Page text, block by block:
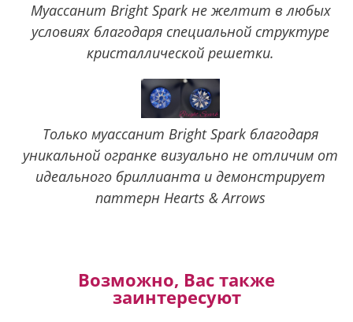
Муассанит Bright Spark не желтит в любых
условиях благодаря специальной структуре
кристаллической решетки.
Только муассанит Bright Spark благодаря
уникальной огранке визуально не отличим от
идеального бриллианта и демонстрирует
паттерн Hearts & Arrows
Возможно, Вас также
заинтересуют